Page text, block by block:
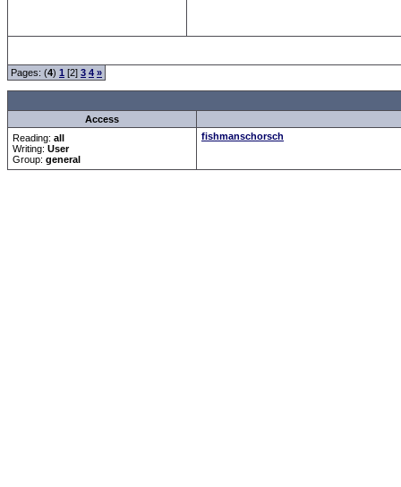
Pages: (4) 1 [2] 3 4 »
Access
Reading: all
Writing: User
Group: general
fishmanschorsch